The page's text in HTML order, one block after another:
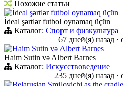
Похожие статьи
İdeal şərtlər futbol oynamaq üçün
İdeal şərtlər futbol oynamaq üçün
Каталог: Спорт и физкультура
67 дней(я) назад ·
Haim Sutin və Albert Barnes
Haim Sutin və Albert Barnes
Каталог: Искусствоведение
235 дней(я) назад ·